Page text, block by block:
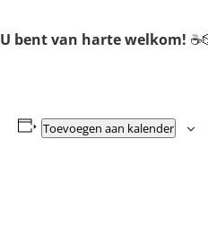
U bent van harte welkom!
Toevoegen aan kalender